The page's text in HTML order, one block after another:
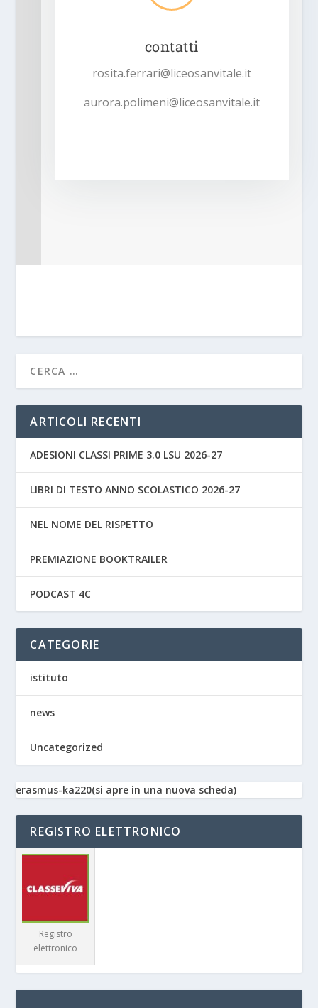
contatti
rosita.ferrari@liceosanvitale.it
aurora.polimeni@liceosanvitale.it
ARTICOLI RECENTI
ADESIONI CLASSI PRIME 3.0 LSU 2026-27
LIBRI DI TESTO ANNO SCOLASTICO 2026-27
NEL NOME DEL RISPETTO
PREMIAZIONE BOOKTRAILER
PODCAST 4C
CATEGORIE
istituto
news
Uncategorized
erasmus-ka220(si apre in una nuova scheda)
REGISTRO ELETTRONICO
Registro
elettronico